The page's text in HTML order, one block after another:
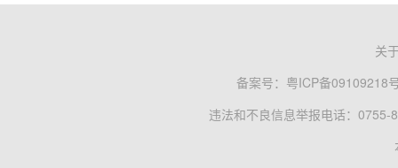
关
备案号： 粤ICP备09109218
违法和不良信息举报电话：0755-